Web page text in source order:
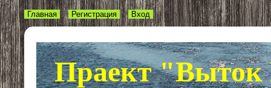
Праект "Выток
Главная Регистрация Вход